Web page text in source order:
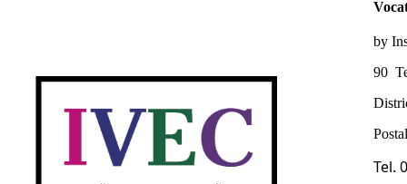
by
90
Tel.